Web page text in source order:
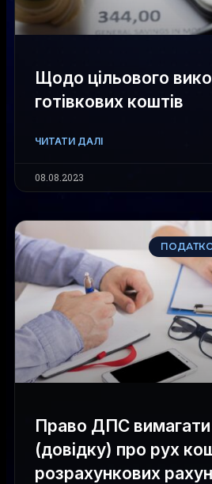
Щодо цільового
готівкових коштів
ЧИТАТИ ДАЛІ
08.08.2023
Право ДПС вимагати
(довідку) про рух
розрахункових